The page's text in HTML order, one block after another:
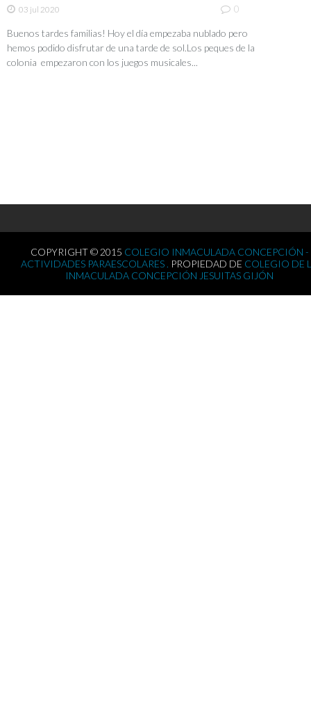
03 jul 2020 0
Buenos tardes familias! Hoy el día empezaba nublado pero
hemos podido disfrutar de una tarde de sol.Los peques de la
colonia empezaron con los juegos musicales...
COPYRIGHT © 2015 COLEGIO INMACULADA CONCEPCIÓN -
ACTIVIDADES PARAESCOLARES . PROPIEDAD DE COLEGIO DE
INMACULADA CONCEPCIÓN JESUITAS GIJÓN